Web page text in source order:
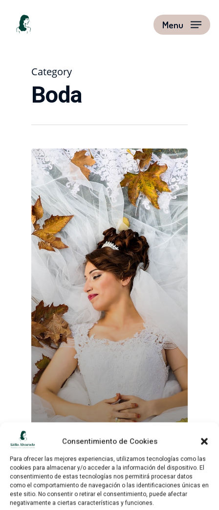
Consentimiento de Cookies
Para ofrecer las mejores experiencias, utilizamos tecnologías como las
cookies para almacenar y/o acceder a la información del dispositivo. El
consentimiento de estas tecnologías nos permitirá procesar datos
como el comportamiento de navegación o las identificaciones únicas en
este sitio. No consentir o retirar el consentimiento, puede afectar
negativamente a ciertas características y funciones.
Menu
Category
Boda
Boda Desamor Ruptura
Me dejaron plantada
en el Altar
Inicio
Sobre mí
Sesiones
Tarifas
Podcast
Super Reinas Club
Gratis